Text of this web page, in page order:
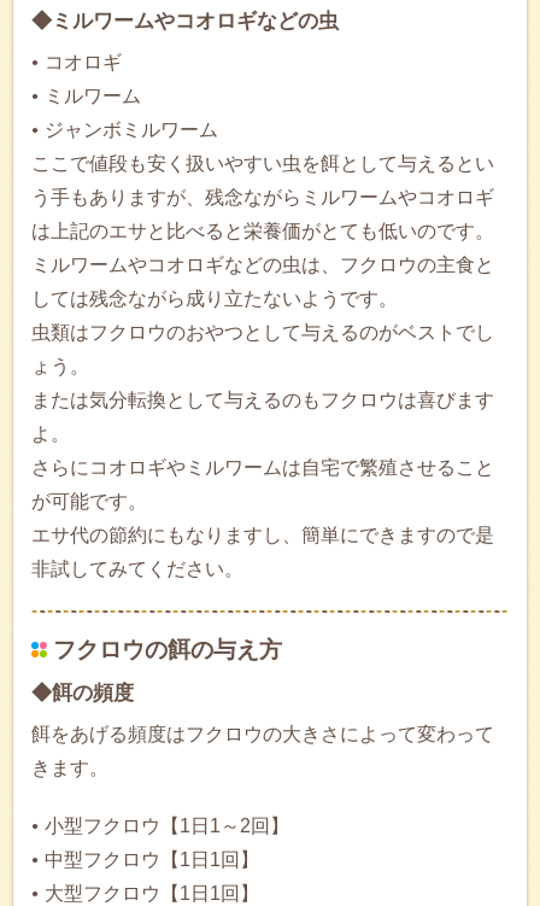
◆ミルワームやコオロギなどの虫
コオロギ
ミルワーム
ジャンボミルワーム
ここで値段も安く扱いやすい虫を餌として与えるとい
う手もありますが、残念ながらミルワームやコオロギ
は上記のエサと比べると栄養価がとても低いのです。
ミルワームやコオロギなどの虫は、フクロウの主食と
しては残念ながら成り立たないようです。
虫類はフクロウのおやつとして与えるのがベストでし
ょう。
または気分転換として与えるのもフクロウは喜びます
よ。
さらにコオロギやミルワームは自宅で繁殖させること
が可能です。
エサ代の節約にもなりますし、簡単にできますので是
非試してみてください。
フクロウの餌の与え方
◆餌の頻度
餌をあげる頻度はフクロウの大きさによって変わって
きます。
小型フクロウ【1日1～2回】
中型フクロウ【1日1回】
大型フクロウ【1日1回】